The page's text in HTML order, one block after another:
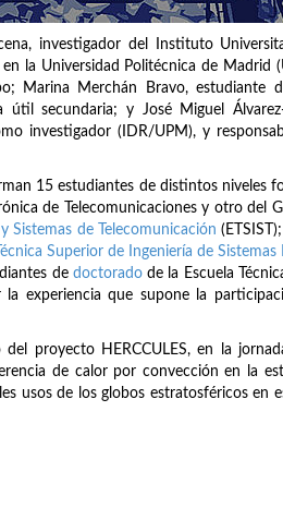
investigador del Instituto
la Universidad Politécnica de Madrid
Marina Merchán Bravo, estudiante
secundaria; y José Miguel
investigador (IDR/UPM), y
15 estudiantes de distintos niveles
de Telecomunicaciones y otro del
Sistemas de Telecomunicación
Superior de Ingeniería de
de doctoradode la Escuela
la experiencia que supone la
proyecto HERCCULES, en la
de calor por convección en la
usos de los globos estratosféricos en